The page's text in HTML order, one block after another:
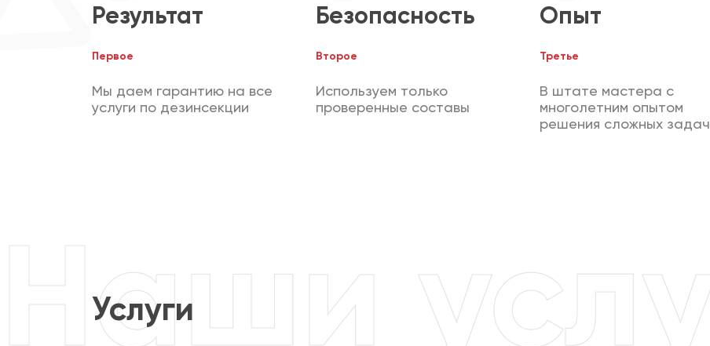
Результат
Первое
Мы даем гарантию на все
услуги по дезинсекции
Безопасность
Второе
Используем только
проверенные составы
Опыт
Третье
В штате мастера с
многолетним опытом
решения сложных задач
Услуги